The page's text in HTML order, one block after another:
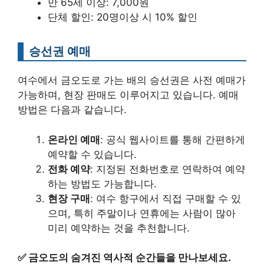
만 65세 이상: 7,000원
단체 할인: 20명이상 시 10% 할인
승선권 예매
여수에서 금오도로 가는 배의 승선권은 사전 예매가
가능하며, 현장 판매도 이루어지고 있습니다. 예매
방법은 다음과 같습니다.
온라인 예매: 공식 웹사이트를 통해 간편하게
예약할 수 있습니다.
전화 예약: 지정된 전화번호로 연락하여 예약
하는 방법도 가능합니다.
현장 구매: 여수 항구에서 직접 구매할 수 있
으며, 특히 주말이나 연휴에는 사람이 많아
미리 예약하는 것을 추천합니다.
✅ 금오도의 숨겨진 역사적 순간들을 만나보세요.